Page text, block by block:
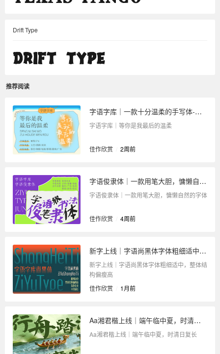
Drift Type
推荐阅读
字语字库｜一款十分温柔的手写体-等你是我最后的温柔
字语字库｜等你是我最后的温柔
佳作欣赏 2周前
字语俊隶体｜一款用笔大胆，慵懒自然的字体
字语俊隶体｜一款用笔大胆，慵懒自然的字体
佳作欣赏 4周前
新字上线｜字语尚黑体字体粗细适中，整体结构偏瘦高
新字上线｜字语尚黑体字体粗细适中，整体结
构偏瘦高
佳作欣赏
1月前
Aa湘君楷上线｜端午临中夏，时清日复长
Aa湘君楷上线｜端午临中夏，时清日复长